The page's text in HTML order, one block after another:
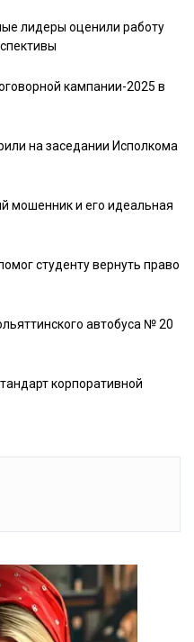
лидеры оценили работу
кампании-2025 в
на заседании Исполкома
мошенник и его идеальная
студенту вернуть право
автобуса № 20
корпоративной